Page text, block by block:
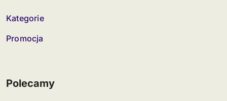
Kategorie
Promocja
Polecamy